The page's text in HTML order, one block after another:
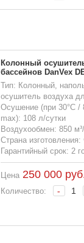
Колонный
бассейнов DanVex
Тип: Колонный,
осушитель воздуха
Осушение (при 30°С /
max): 108 л/сутки
Воздухообмен: 850
Страна
Гарантийный срок: 2
Цена 250 000
Количество: -